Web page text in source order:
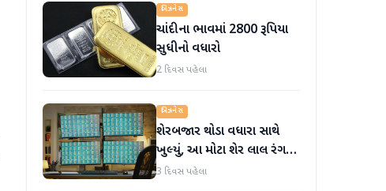
બિઝનેસ
ચાંદીના ભાવમાં 2800 રૂપિયા
સુધીનો વધારો
2 દિવસ પહેલા
બિઝનેસ
શેરબજાર થોડા વધારા સાથે
ખુલ્યું, આ મોટા શેર લાલ રંગમાં
ખુલ્યા
3 દિવસ પહેલા